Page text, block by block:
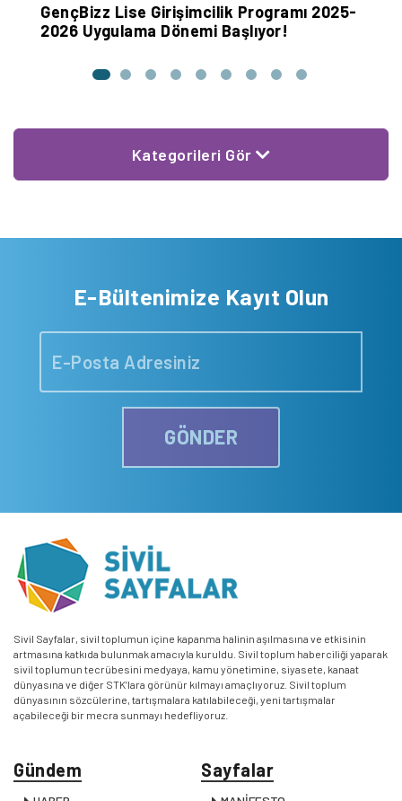
GençBizz Lise Girişimcilik Programı 2025-
2026 Uygulama Dönemi Başlıyor!
Kategorileri Gör
E-Bültenimize Kayıt Olun
GÖNDER
Sivil Sayfalar, sivil toplumun içine kapanma halinin aşılmasına ve etkisinin
artmasına katkıda bulunmak amacıyla kuruldu. Sivil toplum haberciliği yaparak
sivil toplumun tecrübesini medyaya, kamu yönetimine, siyasete, kanaat
dünyasına ve diğer STK’lara görünür kılmayı amaçlıyoruz. Sivil toplum
dünyasının sözcülerine, tartışmalara katılabileceği, yeni tartışmalar
açabileceği bir mecra sunmayı hedefliyoruz.
Gündem Sayfalar